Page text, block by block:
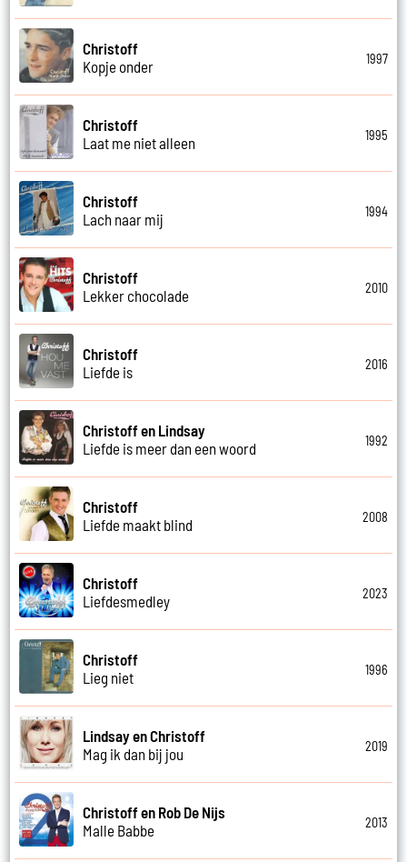
Christoff
Kopje onder
1997
Christoff
Laat me niet alleen
1995
Christoff
Lach naar mij
1994
Christoff
Lekker chocolade
2010
Christoff
Liefde is
2016
Christoff en Lindsay
Liefde is meer dan een woord
1992
Christoff
Liefde maakt blind
2008
Christoff
Liefdesmedley
2023
Christoff
Lieg niet
1996
Lindsay en Christoff
Mag ik dan bij jou
2019
Christoff en Rob De Nijs
Malle Babbe
2013